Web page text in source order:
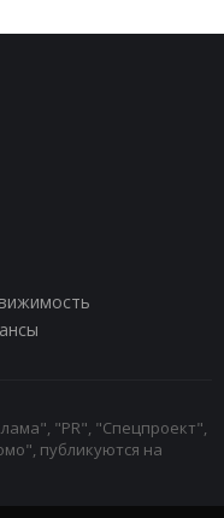
"PR", "Спецпроект",
публикуются на